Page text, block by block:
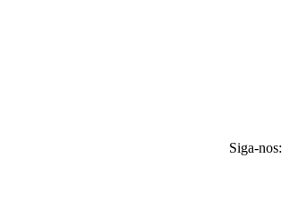
Siga-nos: